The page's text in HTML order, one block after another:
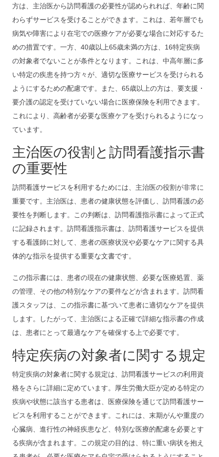
方は、主治医から訪問看護の必要性が認められれば、年齢に関
わらずサービスを受けることができます。これは、若年層でも
病気や障害により在宅での医療ケアが必要な場合に対応するた
めの措置です。一方、40歳以上65歳未満の方は、16特定疾病
の対象者でないことが条件となります。これは、中高年層に多
い特定の疾患を持つ方々が、適切な医療サービスを受けられる
ようにするための配慮です。また、65歳以上の方は、要支援・
要介護の認定を受けていない場合に医療保険を利用できます。
これにより、高齢者が必要な医療ケアを受けられるようになっ
ています。
主治医の役割と訪問看護指示書
の重要性
訪問看護サービスを利用するためには、主治医の役割が非常に
重要です。主治医は、患者の健康状態を評価し、訪問看護の必
要性を判断します。この判断は、訪問看護指示書によって正式
に記録されます。訪問看護指示書は、訪問看護サービスを提供
する看護師に対して、患者の医療状況や必要なケアに関する具
体的な指示を提供する重要な文書です。
この指示書には、患者の現在の健康状態、必要な医療処置、薬
の管理、その他の特別なケアの要件などが含まれます。訪問看
護スタッフは、この指示書に基づいて患者に適切なケアを提供
します。したがって、主治医による正確で詳細な指示書の作成
は、患者にとって最適なケアを確保する上で必要です。
特定疾病の対象者に関する規定
特定疾病の対象者に関する規定は、訪問看護サービスの利用資
格をさらに詳細に定めています。厚生労働大臣が定める特定の
疾病や状態に該当する患者は、医療保険を通じて訪問看護サー
ビスを利用することができます。これには、末期がんや重度の
心臓病、進行性の神経疾患など、特別な医療的配慮を必要とす
る疾病が含まれます。この規定の目的は、特に重い病状を抱え